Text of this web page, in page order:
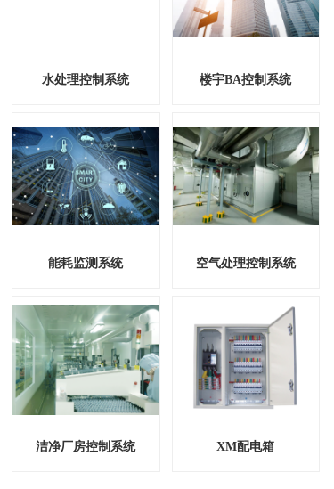
水处理控制系统 楼宇BA控制系统
能耗监测系统 空气处理控制系统
洁净厂房控制系统 XM配电箱